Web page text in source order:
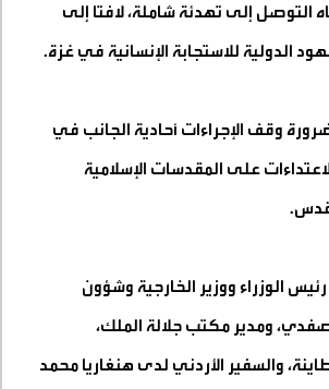
التوصل إلى تهدئة شاملة، لافتا إلى
الدولية للاستجابة الإنسانية في غزة.
وقف الإجراءات أحادية الجانب في
على المقدسات الإسلامية
.
الوزراء ووزير الخارجية وشؤون
ومدير مكتب جلالة الملك،
والسفير الأردني لدى هنغاريا محمد